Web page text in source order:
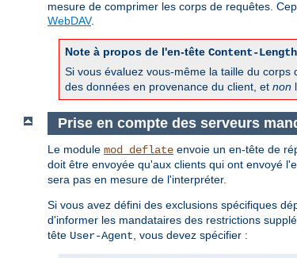
mesure de comprimer les corps de requêtes.
WebDAV.
Note à propos de l'en-tête Content-Length
Si vous évaluez vous-même la taille du corps
des données en provenance du client, et non
Prise en compte des serveurs
Le module mod_deflate envoie un en-tête de
doit être envoyée qu'aux clients qui ont envoyé
sera pas en mesure de l'interpréter.
Si vous avez défini des exclusions spécifiques
d'informer les mandataires des restrictions
tête User-Agent , vous devez spécifier :